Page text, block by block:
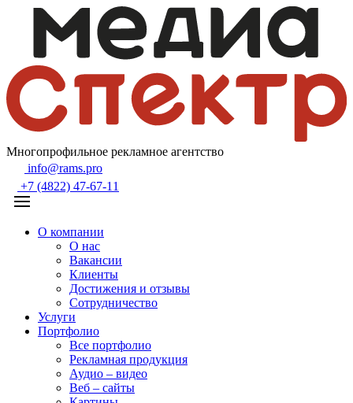
Многопрофильное рекламное агентство
info@rams.pro
+7 (4822) 47-67-11
О компании
О нас
Вакансии
Клиенты
Достижения и отзывы
Сотрудничество
Услуги
Портфолио
Все портфолио
Рекламная продукция
Аудио – видео
Веб – сайты